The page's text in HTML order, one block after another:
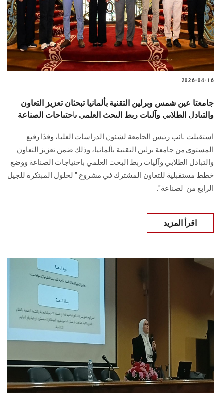
الطلاب
هيئة التدريس
الدراسات العليا
الموظفون
الزائـرون
سجل الان
2026-04-16
جامعتا عين شمس وبرلين التقنية بألمانيا تبحثان تعزيز التعاون
والتبادل الطلابي وآليات ربط البحث العلمي باحتياجات الصناعة
استقبلت نائب رئيس الجامعة لشئون الدراسات العليا، وفدًا رفيع
المستوى من جامعة برلين التقنية بألمانيا، وذلك ضمن تعزيز التعاون
والتبادل الطلابي وآليات ربط البحث العلمي باحتياجات الصناعة ووضع
خطط مستقبلية للتعاون المشترك في مشروع "الحلول المبتكرة للجيل
الرابع من الصناعة".
اقرأ المزيد